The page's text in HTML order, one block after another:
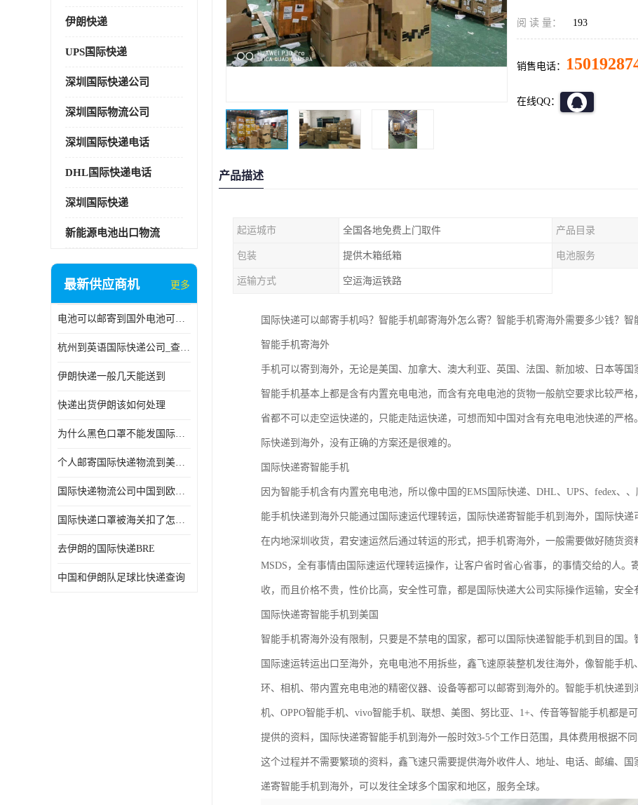
伊朗快递
UPS国际快递
深圳国际快递公司
深圳国际物流公司
深圳国际快递电话
DHL国际快递电话
深圳国际快递
新能源电池出口物流
最新供应商机 更多
电池可以邮寄到国外电池可以发国际物流手机电池可以邮寄到国外
杭州到英语国际快递公司_查国际快递
伊朗快递一般几天能送到
快递出货伊朗该如何处理
为什么黑色口罩不能发国际快递 国际寄口罩快递需要填写信息
个人邮寄国际快递物流到美加墨西哥英国比利时荷兰波兰意大利
国际快递物流公司中国到欧洲英国法国德国能寄铁路空运海运
国际快递口罩被海关扣了怎么办
去伊朗的国际快递BRE
中国和伊朗队足球比快递查询
阅 读 量： 193
销售电话：
在线QQ：
产品描述
起运城市 全国各地免费上门取件 产品目录
包装 提供木箱纸箱 电池服务
运输方式 空运海运铁路
国际快递可以邮寄手机吗？智能手机邮寄海外怎么寄？智能手机寄海外需要多少钱？智
智能手机寄海外
手机可以寄到海外，无论是美国、加拿大、澳大利亚、英国、法国、新加坡、日本等
智能手机基本上都是含有内置充电电池，而含有充电电池的货物一般航空要求比较严
省都不可以走空运快递的，只能走陆运快递，可想而知中国对含有充电电池快递的严
际快递到海外，没有正确的方案还是很难的。
国际快递寄智能手机
因为智能手机含有内置充电电池，所以像中国的EMS国际快递、DHL、UPS、fedex、
能手机快递到海外只能通过国际速运代理转运，国际快递寄智能手机到海外，国际快
在内地深圳收货，君安速运然后通过转运的形式，把手机寄海外，一般需要做好随货
MSDS，全有事情由国际速运代理转运操作，让客户省时省心省事，的事情交给的人。
收，而且价格不贵，性价比高，安全性可靠，都是国际快递大公司实际操作运输，安全
国际快递寄智能手机到美国
智能手机寄海外没有限制，只要是不禁电的国家，都可以国际快递智能手机到目的国
国际速运转运出口至海外，充电电池不用拆些，鑫飞速原装整机发往海外，像智能手
环、相机、带内置充电电池的精密仪器、设备等都可以邮寄到海外的。智能手机快递
机、OPPO智能手机、vivo智能手机、联想、美图、努比亚、1+、传音等智能手机都是
提供的资料，国际快递寄智能手机到海外一般时效3-5个工作日范围，具体费用根据不同
这个过程并不需要繁琐的资料，鑫飞速只需要提供海外收件人、地址、电话、邮编、
递寄智能手机到海外，可以发往全球多个国家和地区，服务全球。